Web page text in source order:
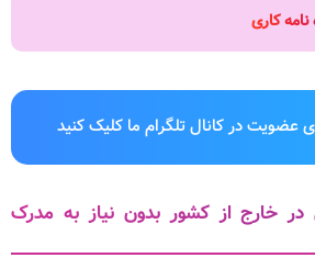
نامه کاری
عضویت در کانال تلگرام ما کلیک کنید
در خارج از کشور بدون نیاز به مدرک